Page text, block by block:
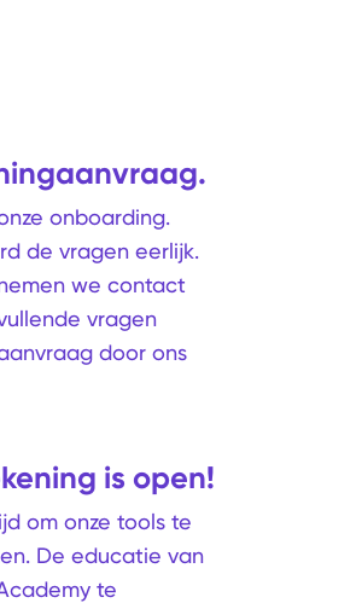
onboarding.
de vragen eerlijk.
we contact
vragen
door ons
is open!
om onze tools te
De educatie van
te